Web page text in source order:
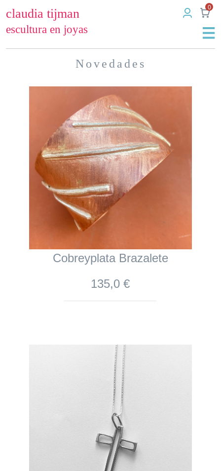
claudia tijman
escultura en joyas
0
Novedades
Cobreyplata Brazalete
135,0 €